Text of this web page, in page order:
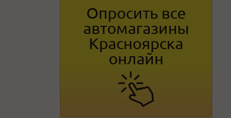
Опросить все
автомагазины
Красноярска
онлайн